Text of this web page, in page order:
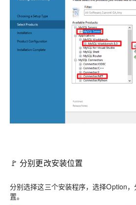
🚩 分别更改安装位置
分别选择这三个安装程序，选择Option
置。